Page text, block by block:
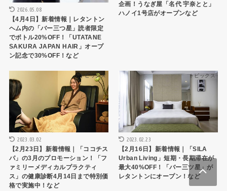
2026.05.08
【4月4日】新着情報｜レタントン
ヘム内の「バー三つ星」読者限定
でボトル20%OFF！「UTATANE
SAKURA JAPAN HAIR」オープ
ン記念で30%OFF！など
企画！うなぎ屋「名代 宇奈とと」
ハノイ1号店がオープンなど
トピックス
2023.03.02
【2月23日】新着情報｜「ココチス
パ」の3月のプロモーション！「フ
ァミリーメディカルプラクティ
ス」の健康診断4月14日まで特別価
格で実施中！など
トピックス
2023.02.23
【2月16日】新着情報｜「SILA
Urban Living」短期・長期滞在が
最大40%OFF！「バー三ツ星」が
レタントンにオープン！など